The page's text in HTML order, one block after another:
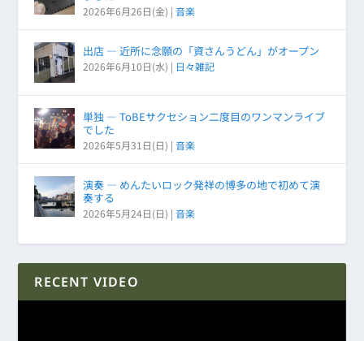
2026年6月26日(金) |音楽
出店 ― 近所に念願の「資さんうどん」がオープン
2026年6月10日(水) | 日々雑記
単独 ― ToBEサクセション二度目のワンマンライブ
でした
2026年5月31日(日) |音楽
演奏 ― めんたいロック発祥の博多の地で初めて演
奏する
2026年5月24日(日) |音楽
RECENT VIDEO